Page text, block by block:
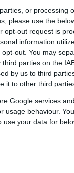
or processing
please use the
opt-out request is
information
out. You may
parties on the
by us to third
it to other third
Google services
usage behaviour.
your data for
című
három remek
a közönség. Az
szöges cipő.
meccsről van
ra, keddre
teltházas
dzsessz-